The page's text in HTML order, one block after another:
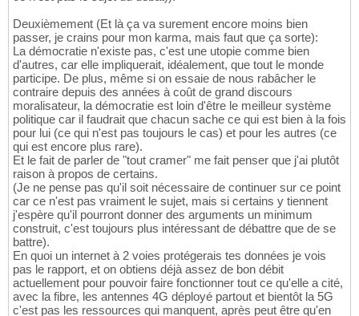
Deuxièmement (Et là ça va surement encore moins bien
passer, je crains pour mon karma, mais faut que ça sorte):
La démocratie n'existe pas, c'est une utopie comme bien
d'autres, car elle impliquerait, idéalement, que tout le monde
participe. De plus, même si on essaie de nous rabâcher le
contraire depuis des années à coût de grand discours
moralisateur, la démocratie est loin d'être le meilleur système
politique car il faudrait que chacun sache ce qui est bien à la fois
pour lui (ce qui n'est pas toujours le cas) et pour les autres (ce
qui est encore plus rare).
Et le fait de parler de "tout cramer" me fait penser que j'ai plutôt
raison à propos de certains.
(Je ne pense pas qu'il soit nécessaire de continuer sur ce point
car ce n'est pas vraiment le sujet, mais si certains y tiennent
j'espère qu'il pourront donner des arguments un minimum
construit, c'est toujours plus intéressant de débattre que de se
battre).
En quoi un internet à 2 voies protégerais tes données je vois
pas le rapport, et on obtiens déjà assez de bon débit
actuellement pour pouvoir faire fonctionner tout ce qu'elle a cité,
avec la fibre, les antennes 4G déployé partout et bientôt la 5G
c'est pas les ressources qui manquent, après peut être qu'en